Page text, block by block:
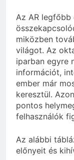
Az AR legfőbb
miközben
világot. Az
iparban egyre
információt,
ember már
keresztül.
pontos
felhasználók
Az alábbi
előnyeit és